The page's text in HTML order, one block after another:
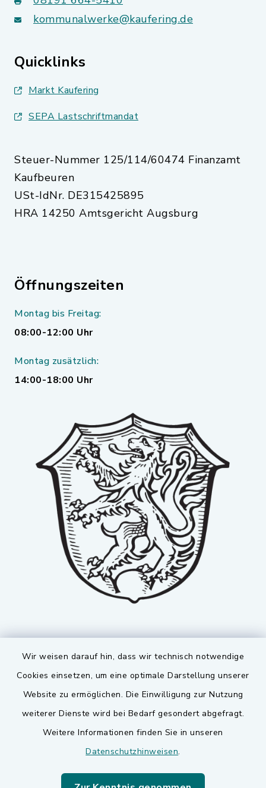
Wir weisen darauf hin, dass wir technisch notwendige
Cookies einsetzen, um eine optimale Darstellung unserer
Website zu ermöglichen. Die Einwilligung zur Nutzung
weiterer Dienste wird bei Bedarf gesondert abgefragt.
Weitere Informationen finden Sie in unseren
Datenschutzhinweisen.
kommunalwerke@kaufering.de
Quicklinks
Markt Kaufering
SEPA Lastschriftmandat
Steuer-Nummer 125/114/60474 Finanzamt
Kaufbeuren
USt-IdNr. DE315425895
HRA 14250 Amtsgericht Augsburg
Öffnungszeiten
Montag bis Freitag:
08:00-12:00 Uhr
Montag zusätzlich:
14:00-18:00 Uhr
Barrierefreiheit